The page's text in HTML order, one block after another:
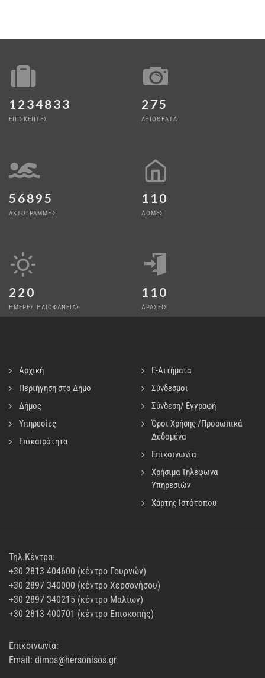
1234833
ΕΠΙΣΚΕΠΤΕΣ
275
ΑΞΙΟΘΕΑΤΑ
56895
ΑΚΤΟΓΡΑΜΜΗΣ
110
ΔΟΜΕΣ
220
ΗΜΕΡΕΣ ΗΛΙΟΦΑΝΕΙΑΣ
110
ΔΡΑΣΕΙΣ
Αρχική
Περιήγηση στο Δήμο
Δήμος
Υπηρεσίες
Επικαιρότητα
E-Αιτήματα
Σύνδεσμοι
Σύνδεση/ Εγγραφή
Όροι Χρήσης /Προσωπικά
Δεδομένα
Επικοινωνία
Χρήσιμα Τηλέφωνα
Υπηρεσιών
Χάρτης Ιστότοπου
Τηλ.Κέντρα:
+30 2813 404600 (κέντρο Γουρνών)
+30 2897 340000 (κέντρο Χερσονήσου)
+30 2897 340215 (κέντρο Μαλίων)
+30 2813 400701 (κέντρο Επισκοπής)
Επικοινωνία:
Email: dimos@hersonisos.gr